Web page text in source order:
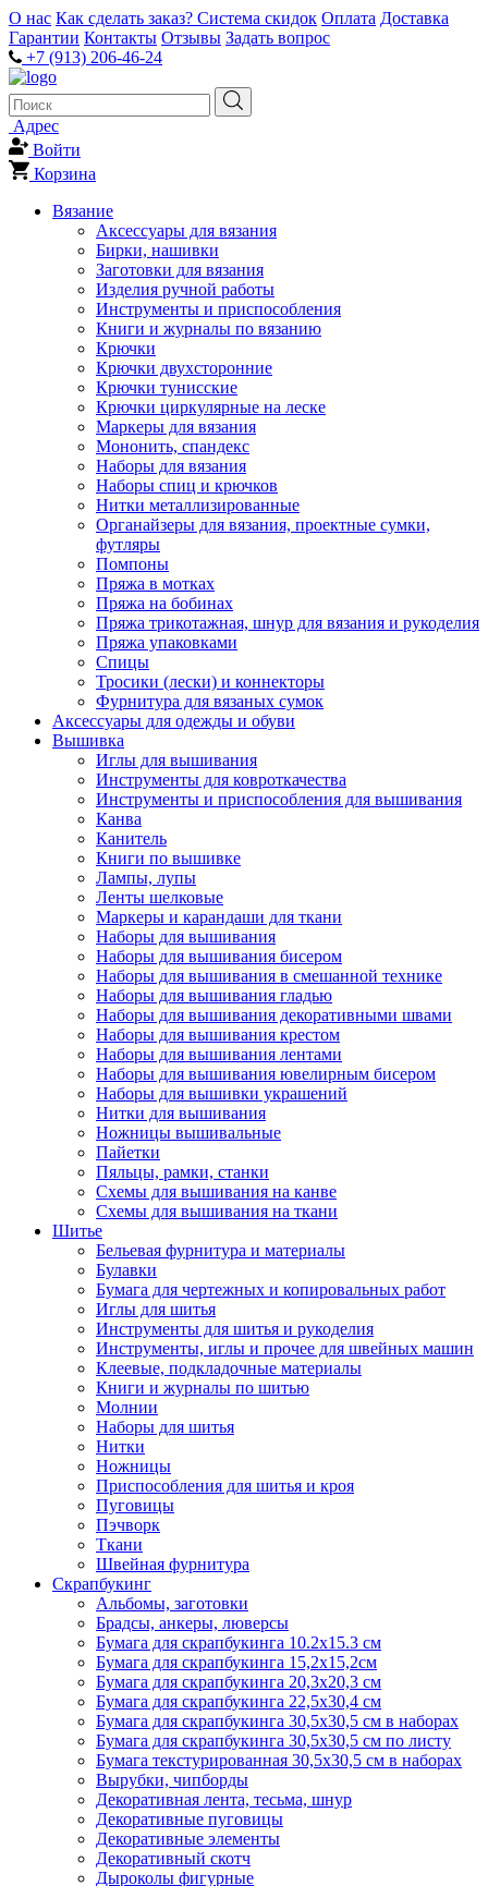
О нас Как сделать заказ? Система скидок Оплата Доставка
Гарантии Контакты Отзывы Задать вопрос
+7 (913) 206-46-24
Адрес
Войти
Корзина
Вязание
Аксессуары для вязания
Бирки, нашивки
Заготовки для вязания
Изделия ручной работы
Инструменты и приспособления
Книги и журналы по вязанию
Крючки
Крючки двухсторонние
Крючки тунисские
Крючки циркулярные на леске
Маркеры для вязания
Мононить, спандекс
Наборы для вязания
Наборы спиц и крючков
Нитки металлизированные
Органайзеры для вязания, проектные сумки,
футляры
Помпоны
Пряжа в мотках
Пряжа на бобинах
Пряжа трикотажная, шнур для вязания и рукоделия
Пряжа упаковками
Спицы
Тросики (лески) и коннекторы
Фурнитура для вязаных сумок
Аксессуары для одежды и обуви
Вышивка
Иглы для вышивания
Инструменты для ковроткачества
Инструменты и приспособления для вышивания
Канва
Канитель
Книги по вышивке
Лампы, лупы
Ленты шелковые
Маркеры и карандаши для ткани
Наборы для вышивания
Наборы для вышивания бисером
Наборы для вышивания в смешанной технике
Наборы для вышивания гладью
Наборы для вышивания декоративными швами
Наборы для вышивания крестом
Наборы для вышивания лентами
Наборы для вышивания ювелирным бисером
Наборы для вышивки украшений
Нитки для вышивания
Ножницы вышивальные
Пайетки
Пяльцы, рамки, станки
Схемы для вышивания на канве
Схемы для вышивания на ткани
Шитье
Бельевая фурнитура и материалы
Булавки
Бумага для чертежных и копировальных работ
Иглы для шитья
Инструменты для шитья и рукоделия
Инструменты, иглы и прочее для швейных машин
Клеевые, подкладочные материалы
Книги и журналы по шитью
Молнии
Наборы для шитья
Нитки
Ножницы
Приспособления для шитья и кроя
Пуговицы
Пэчворк
Ткани
Швейная фурнитура
Скрапбукинг
Альбомы, заготовки
Брадсы, анкеры, люверсы
Бумага для скрапбукинга 10.2х15.3 см
Бумага для скрапбукинга 15,2х15,2см
Бумага для скрапбукинга 20,3х20,3 см
Бумага для скрапбукинга 22,5х30,4 см
Бумага для скрапбукинга 30,5х30,5 см в наборах
Бумага для скрапбукинга 30,5х30,5 см по листу
Бумага текстурированная 30,5х30,5 см в наборах
Вырубки, чипборды
Декоративная лента, тесьма, шнур
Декоративные пуговицы
Декоративные элементы
Декоративный скотч
Дыроколы фигурные